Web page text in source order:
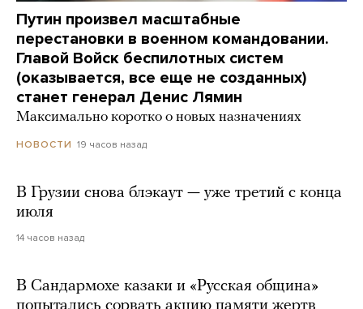
Путин произвел масштабные
перестановки в военном командовании.
Главой Войск беспилотных систем
(оказывается, все еще не созданных)
станет генерал Денис Лямин
Максимально коротко о новых назначениях
НОВОСТИ 19 часов назад
В Грузии снова блэкаут — уже третий с конца
июля
14 часов назад
В Сандармохе казаки и «Русская община»